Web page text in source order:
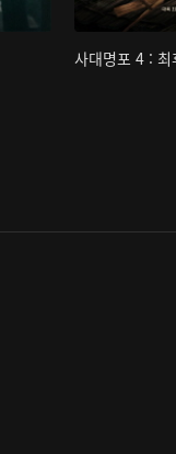
사대명포 4 : 최